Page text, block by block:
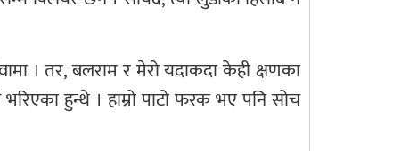
। तर, बलराम र मेरो यदाकदा केही क्षणका
हुन्थे । हाम्रो पाटो फरक भए पनि सोच